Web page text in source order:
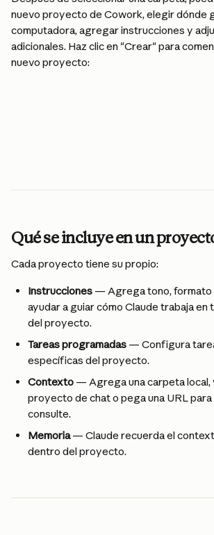
nuevo proyecto de Cowork, elegir dónde
computadora, agregar instrucciones y
adicionales. Haz clic en "Crear" para
nuevo proyecto:
Qué se incluye en un
Cada proyecto tiene su propio:
Instrucciones — Agrega tono, formato
ayudar a guiar cómo Claude trabaja en
del proyecto.
Tareas programadas — Configura
específicas del proyecto.
Contexto — Agrega una carpeta local,
proyecto de chat o pega una URL para
consulte.
Memoria — Claude recuerda el
dentro del proyecto.